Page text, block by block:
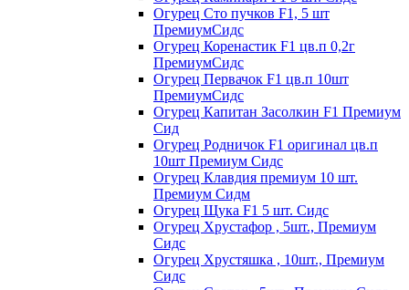
Огурец Сто пучков F1, 5 шт
ПремиумСидс
Огурец Коренастик F1 цв.п 0,2г
ПремиумСидс
Огурец Первачок F1 цв.п 10шт
ПремиумСидс
Огурец Капитан Засолкин F1 Премиум
Сид
Огурец Родничок F1 оригинал цв.п
10шт Премиум Сидс
Огурец Клавдия премиум 10 шт.
Премиум Сидм
Огурец Щука F1 5 шт. Сидс
Огурец Хрустафор , 5шт., Премиум
Сидс
Огурец Хрустяшка , 10шт., Премиум
Сидс